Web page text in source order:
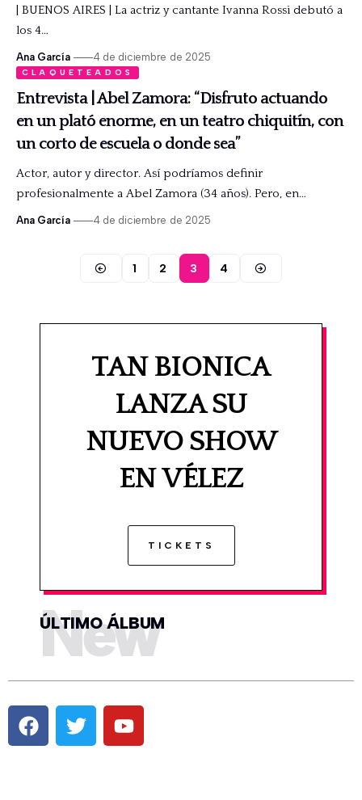
| BUENOS AIRES | La actriz y cantante Ivanna Rossi debutó a
los 4…
Ana García 4 de diciembre de 2025
CLAQUETEADOS
Entrevista | Abel Zamora: “Disfruto actuando
en un plató enorme, en un teatro chiquitín, con
un corto de escuela o donde sea”
Actor, autor y director. Así podríamos definir
profesionalmente a Abel Zamora (34 años). Pero, en…
Ana García 4 de diciembre de 2025
1 2 3 4
TAN BIONICA
LANZA SU
NUEVO SHOW
EN VÉLEZ
TICKETS
ÚLTIMO ÁLBUM
New